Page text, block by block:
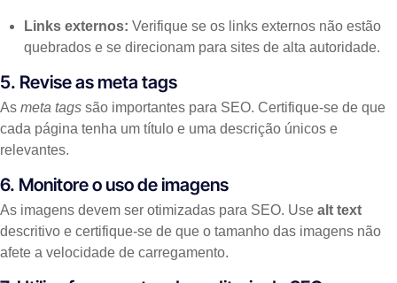
Links externos: Verifique se os links externos não estão
quebrados e se direcionam para sites de alta autoridade.
5. Revise as meta tags
As meta tags são importantes para SEO. Certifique-se de que
cada página tenha um título e uma descrição únicos e
relevantes.
6. Monitore o uso de imagens
As imagens devem ser otimizadas para SEO. Use alt text
descritivo e certifique-se de que o tamanho das imagens não
afete a velocidade de carregamento.